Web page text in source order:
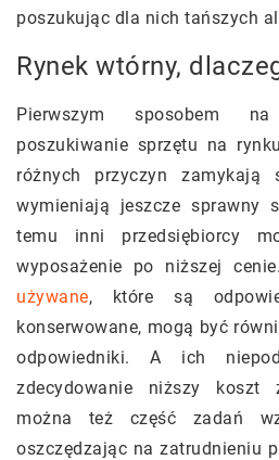
poszukując dla nich tańszych
Rynek wtórny,
Pierwszym sposobem
poszukiwanie sprzętu na
różnych przyczyn zamykają
wymieniają jeszcze sprawny
temu inni przedsiębiorcy
wyposażenie po niższej
używane, które są
konserwowane, mogą być
odpowiedniki. A ich
zdecydowanie niższy koszt
można też część zadań
oszczędzając na zatrudnieniu